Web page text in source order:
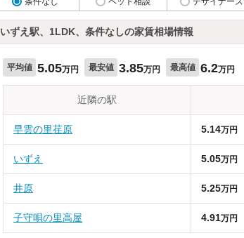
いずえ駅、1LDK、条件なしの家賃相場情報
平均値 5.05万円 最安値 3.85万円 最高値 6.2万円
近隣の駅
早雲の里荏原 5.14万円
いずえ 5.05万円
井原 5.25万円
子守唄の里高屋 4.91万円